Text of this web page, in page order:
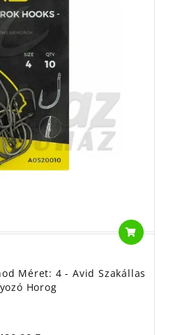
Méret: 4 - Avid Szakállas
Horog